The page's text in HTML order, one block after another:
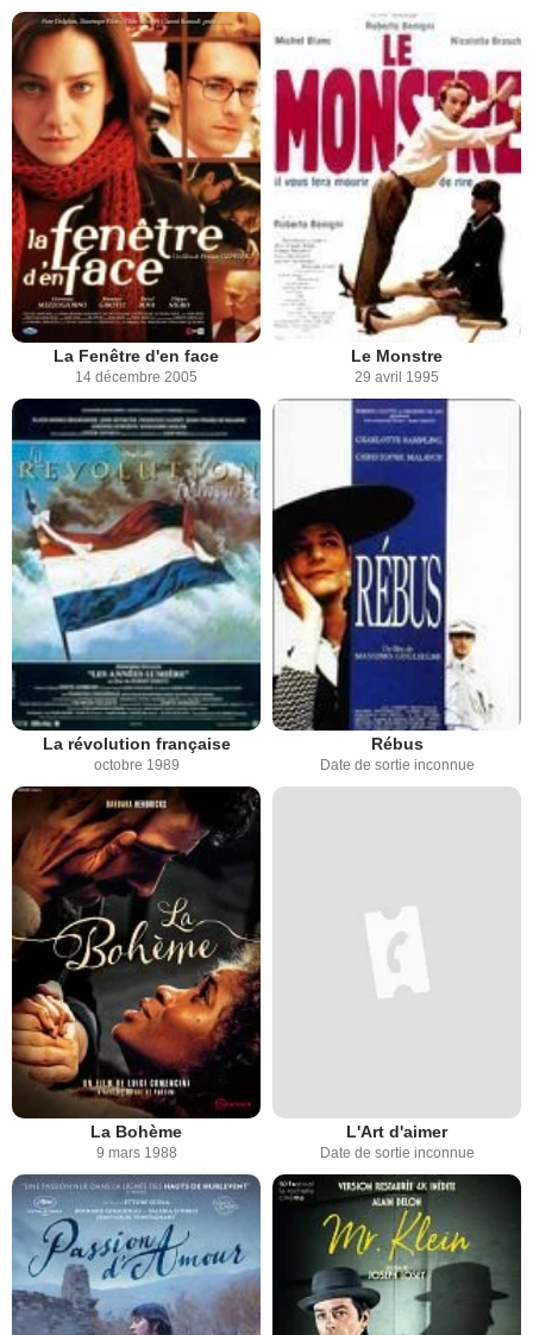
La Fenêtre d'en face
14 décembre 2005
Le Monstre
29 avril 1995
La révolution française
octobre 1989
Rébus
Date de sortie inconnue
La Bohème
9 mars 1988
L'Art d'aimer
Date de sortie inconnue